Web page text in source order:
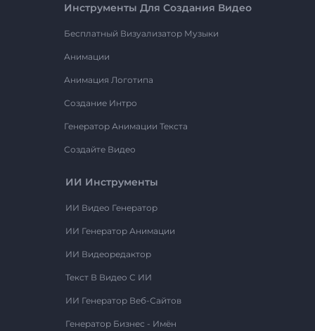
Инструменты Для Создания Видео
Бесплатный Визуализатор Музыки
Анимации
Анимация Логотипа
Создание Интро
Генератор Анимации Текста
Создайте Видео
ИИ Инструменты
ИИ Видео Генератор
ИИ Генератор Анимации
ИИ Видеоредактор
Текст В Видео С ИИ
ИИ Генератор Веб-Сайтов
Генератор Бизнес - Имён